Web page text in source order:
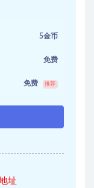
5金币
免费
免费 推荐
址